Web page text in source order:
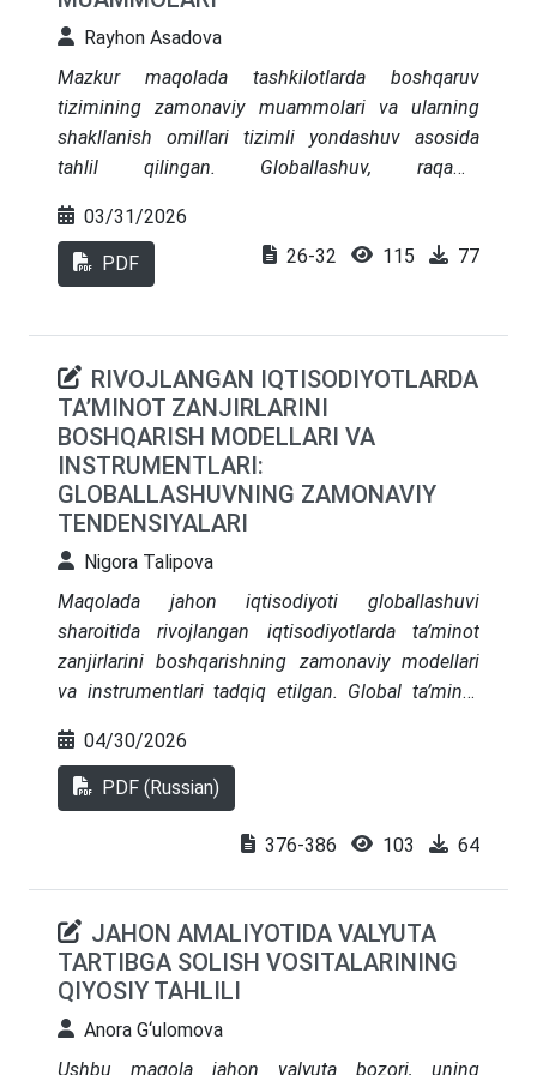
Rayhon Asadova
Mazkur maqolada tashkilotlarda boshqaruv
tizimining zamonaviy muammolari va ularning
shakllanish omillari tizimli yondashuv asosida
tahlil qilingan. Globallashuv, raqamli
sharoitida yuzaga kelayotgan tashkiliy, iqtisodiy,
ijtimoiy-psixologik, texnologik hamda strategik
muammolar boshqaruv tizimining tarkibiy quyi
optimallashtirish, boshqaruv jarayonlarini
takomillashtirish, inson resurslari salohiyatini
rivojlantirish hamda raqamli texnologiyalarni joriy
etish boshqaruv tizimini takomillashtirishning
muhim yo‘nalishlari sifatida asoslab berilgan.
03/31/2026
PDF 26-32 115 77
RIVOJLANGAN IQTISODIYOTLARDA
TA’MINOT ZANJIRLARINI
BOSHQARISH MODELLARI VA
INSTRUMENTLARI:
GLOBALLASHUVNING ZAMONAVIY
TENDENSIYALARI
Nigora Talipova
Maqolada jahon iqtisodiyoti globallashuvi
sharoitida rivojlangan iqtisodiyotlarda ta’minot
zanjirlarini boshqarishning zamonaviy modellari
va instrumentlari tadqiq etilgan. Global ta’minot
asosiy omillar, Jumladan, ularning
murakkablashuvi, noaniqlik darajasining oshishi
hamda geosiyosiy jarayonlarning ta’siri ko‘rib
chiqilgan. Rivojlangan va rivojlanayotgan
logistika tizimlarining raqamli transformatsiyasi
xususiyatlari aniqlangan. SCOR, Lean, Agile va
Resilient kabi zamonaviy boshqaruv modellari
qo‘llanilishiga alohida e’tibor qaratilgan bo‘lib, ular
04/30/2026
PDF (Russian)
376-386 103 64
JAHON AMALIYOTIDA VALYUTA
TARTIBGA SOLISH VOSITALARINING
QIYOSIY TAHLILI
Anora G‘ulomova
Ushbu maqola jahon valyuta bozori, uning